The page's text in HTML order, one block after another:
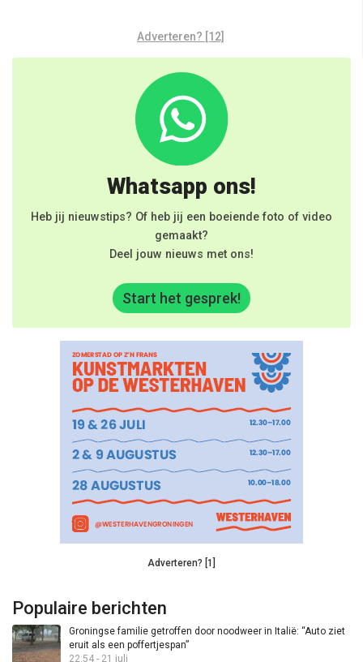
Adverteren? [12]
Whatsapp ons!
Heb jij nieuwstips? Of heb jij een boeiende foto of video
gemaakt?
Deel jouw nieuws met ons!
Start het gesprek!
Adverteren? [1]
Populaire berichten
Groningse familie getroffen door noodweer in Italië: “Auto ziet
eruit als een poffertjespan”
22:54 - 21 juli